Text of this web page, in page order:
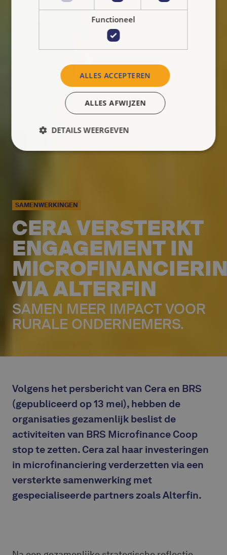
SAMENWERKINGEN
CERA VERSTERKT
ENGAGEMENT IN
VIA ALTERFIN
SAMEN MEER IMPACT VOOR
RURALE ONDERNEMERS.
Volgens het persbericht van Cera en BRS
(gepubliceerd op 13 mei), hebben de
organisaties gezamenlijk beslist de
activiteiten van BRS Microfinance Coop
stop te zetten. Cera zal haar investeringen
in microfinanciering verderzetten via een
versterkte samenwerking met
gespecialiseerde partners zoals Alterfin.
Functioneel
ALLES ACCEPTEREN
ALLES AFWIJZEN
DETAILS WEERGEVEN